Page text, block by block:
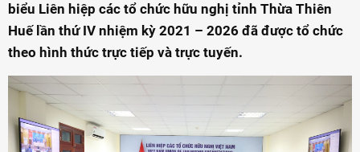
biểu Liên hiệp các tổ chức hữu nghị tỉnh Thừa Thiên
Huế lần thứ IV nhiệm kỳ 2021 – 2026 đã được tổ chức
theo hình thức trực tiếp và trực tuyến.